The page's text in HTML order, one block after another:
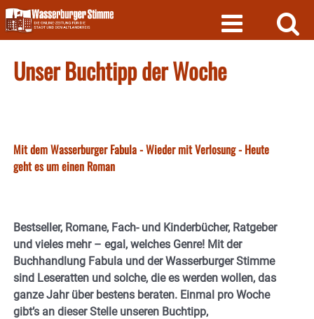
Skip
to
content
Unser Buchtipp der Woche
Mit dem Wasserburger Fabula - Wieder mit Verlosung - Heute
geht es um einen Roman
Bestseller, Romane, Fach- und Kinderbücher, Ratgeber
und vieles mehr – egal, welches Genre! Mit der
Buchhandlung Fabula und der Wasserburger Stimme
sind Leseratten und solche, die es werden wollen, das
ganze Jahr über bestens beraten. Einmal pro Woche
gibt’s an dieser Stelle unseren Buchtipp,